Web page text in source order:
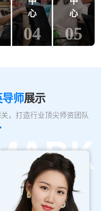
心
04
心
05
师展示
，打造行业顶尖师资团队